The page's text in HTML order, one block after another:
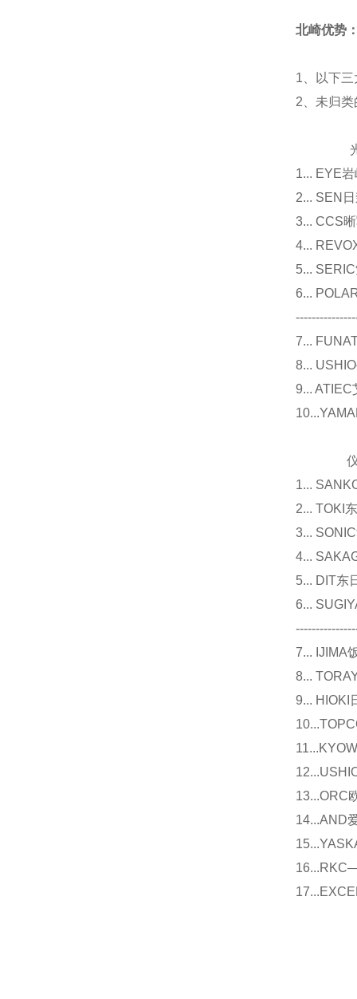
北崎优势
1、以下
2、未归
光源
1... EYE
2... SEN
3... CCS
4...
5...
6...
7...
8...
9...
仪器
1...
2... TOKI
3...
4...
5... DIT东
6...
7... IJIMA
8...
9... HIOKI
13...ORC
14...AND